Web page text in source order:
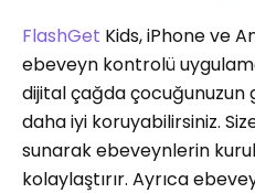
FlashGet Kids, iPhone ve
ebeveyn kontrolü
dijital çağda çocuğunuzun
daha iyi koruyabilirsiniz.
sunarak ebeveynlerin
kolaylaştırır. Ayrıca